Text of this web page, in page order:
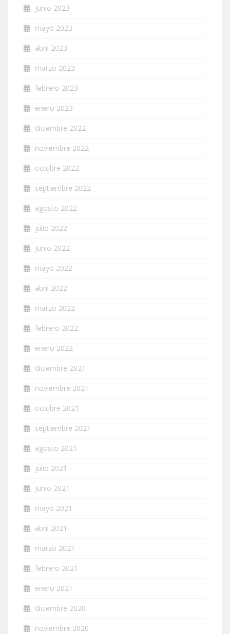
junio 2023
mayo 2023
abril 2023
marzo 2023
febrero 2023
enero 2023
diciembre 2022
noviembre 2022
octubre 2022
septiembre 2022
agosto 2022
julio 2022
junio 2022
mayo 2022
abril 2022
marzo 2022
febrero 2022
enero 2022
diciembre 2021
noviembre 2021
octubre 2021
septiembre 2021
agosto 2021
julio 2021
junio 2021
mayo 2021
abril 2021
marzo 2021
febrero 2021
enero 2021
diciembre 2020
noviembre 2020